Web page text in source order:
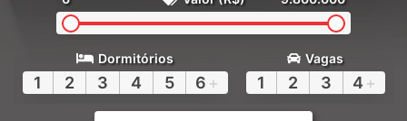
Dormitórios
1 2 3 4 5 6 +
Vagas
1 2 3 4 +